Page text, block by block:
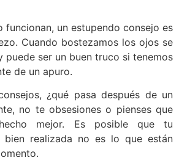
funcionan, un estupendo consejo es
Cuando bostezamos los ojos se
puede ser un buen truco si tenemos
de un apuro.
¿qué pasa después de un
no te obsesiones o pienses que
mejor. Es posible que tu
bien realizada no es lo que están